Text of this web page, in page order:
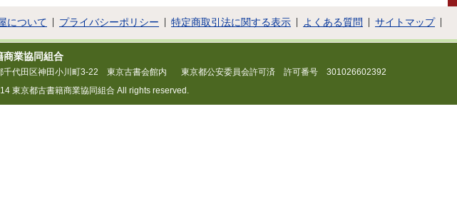
について プライバシーポリシー 特定商取引法に関する表示 よくある質問 サイトマップ
商業協同組合
千代田区神田小川町3-22 東京古書会館内
東京都公安委員会許可済 許可番号 301026602392
東京都古書籍商業協同組合 All rights reserved.